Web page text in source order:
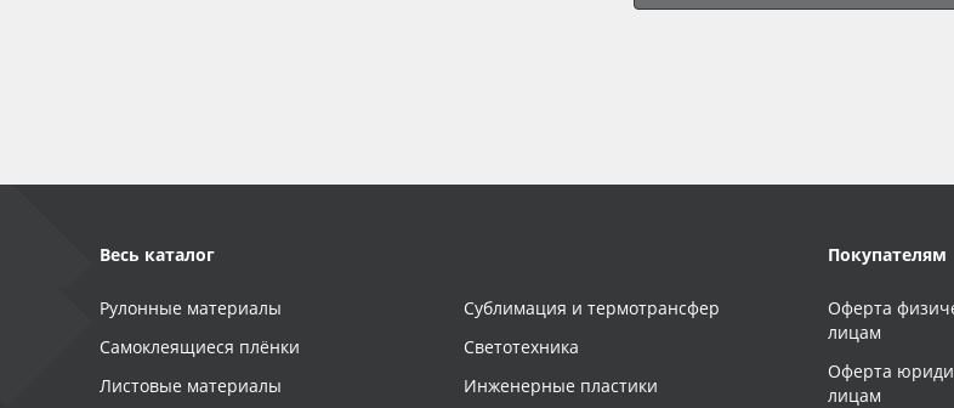
Весь каталог
Рулонные материалы
Самоклеящиеся плёнки
Листовые материалы
Сублимация и термотрансфер
Светотехника
Инженерные пластики
Покупателям
Оферта
лицам
Оферта
лицам